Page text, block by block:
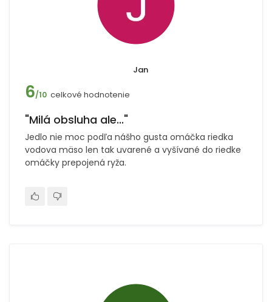
Jan
6/10 celkové hodnotenie
"Milá obsluha ale..."
Jedlo nie moc podľa nášho gusta omáčka riedka
vodova mäso len tak uvarené a vyšívané do riedke
omáčky prepojená ryža.